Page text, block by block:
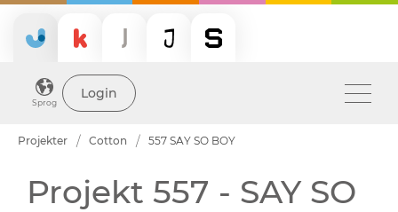
Sprog
Login
Projekter Cotton 557 SAY SO BOY
Projekt 557 - SAY SO